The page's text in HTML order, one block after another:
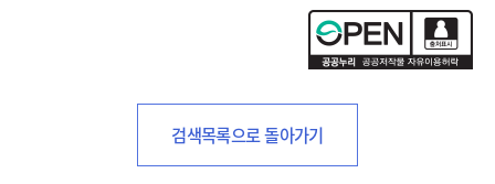
검색목록으로 돌아가기